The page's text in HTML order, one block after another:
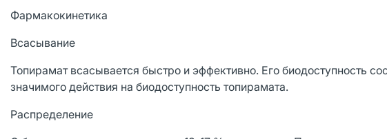
Фармакокинетика
Всасывание
Топирамат всасывается быстро и эффективно. Его биодоступность
значимого действия на биодоступность топирамата.
Распределение